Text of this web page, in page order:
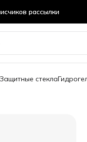
рассылки
Защитные стекла